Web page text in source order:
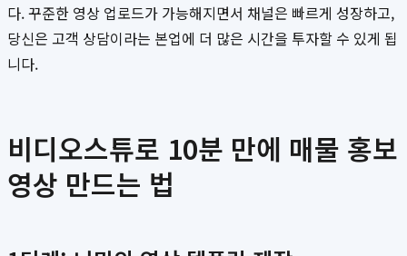
다. 꾸준한 영상 업로드가 가능해지면서 채널은 빠르게 성장하고,
당신은 고객 상담이라는 본업에 더 많은 시간을 투자할 수 있게 됩
니다.
비디오스튜로 10분 만에 매물 홍보
영상 만드는 법